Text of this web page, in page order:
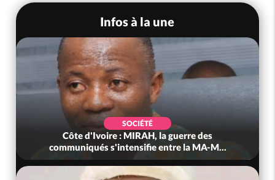
Infos à la une
SOCIÉTÉ
Côte d'Ivoire : MIRAH, la guerre des
communiqués s'intensifie entre la MA-M...